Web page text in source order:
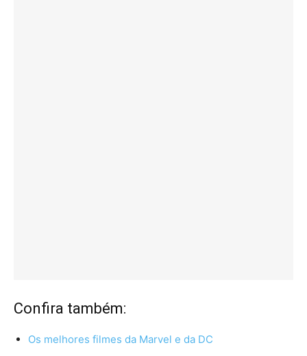
Confira também:
Os melhores filmes da Marvel e da DC